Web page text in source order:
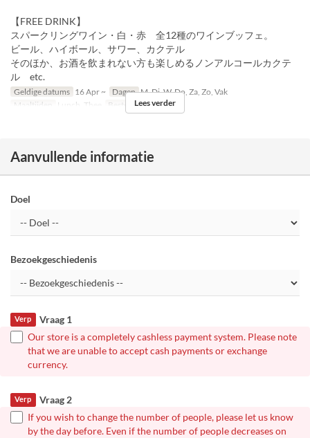
【FREE DRINK】
スパークリングワイン・白・赤 全12種のワインブッフェ。
ビール、ハイボール、サワー、カクテル
そのほか、お酒を飲まれない方も楽しめるノンアルコールカクテ
ル etc.
Geldige datums 16 Apr ~ Dagen M, Di, W, Do, Za, Zo, Vak
Maaltijden
Lunch, Thee Bestellimiet 2 ~
Lees verder
Aanvullende informatie
Doel
Bezoekgeschiedenis
Vraag 1
Verp
Our store is a completely cashless payment system. Please note
that we are unable to accept cash payments or exchange
currency.
Vraag 2
Verp
If you wish to change the number of people, please let us know
by the day before. Even if the number of people decreases on